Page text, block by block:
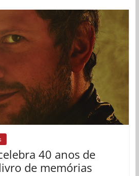
40 anos de
de memórias